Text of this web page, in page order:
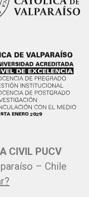
CIVIL PUCV
– Chile